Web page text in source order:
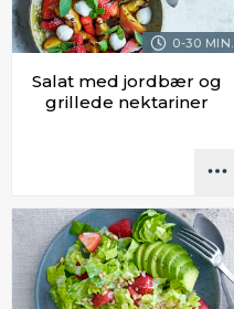
0-30 MIN.
Salat med jordbær og
grillede nektariner